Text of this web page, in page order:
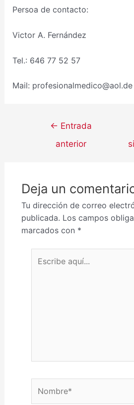
Persoa de contacto:
Victor A. Fernández
Tel.: 646 77 52 57
Mail: profesionalmedico@aol.de
← Entrada
anterior
Deja un
Tu dirección de correo
publicada. Los campos
marcados con *